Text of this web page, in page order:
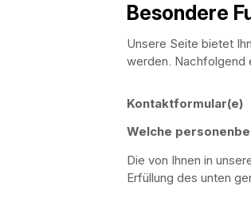
Besondere
Unsere Seite bietet
werden. Nachfolgend
Kontaktformular(e)
Welche
Die von Ihnen in
Erfüllung des unten